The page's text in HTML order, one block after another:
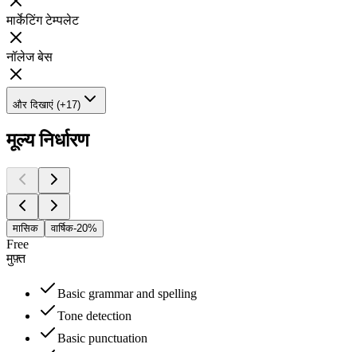
मार्केटिंग टेम्पलेट
नॉलेज बेस
और दिखाएं (+17)
मूल्य निर्धारण
मासिक वार्षिक-20%
Free
मुफ़्त
Basic grammar and spelling
Tone detection
Basic punctuation